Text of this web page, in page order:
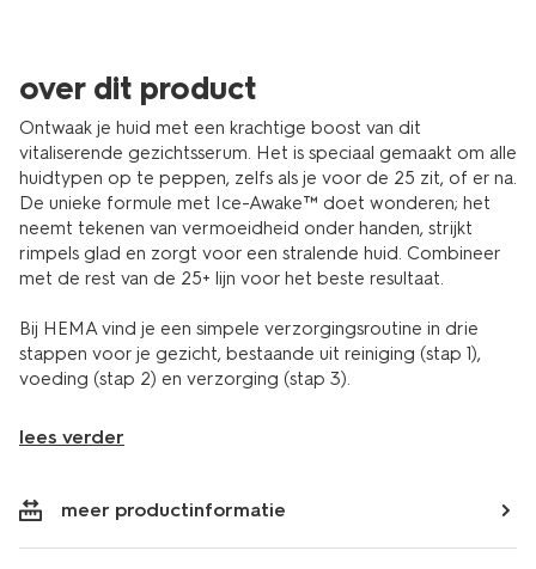
over dit product
Ontwaak je huid met een krachtige boost van dit
vitaliserende gezichtsserum. Het is speciaal gemaakt om alle
huidtypen op te peppen, zelfs als je voor de 25 zit, of er na.
De unieke formule met Ice-Awake™ doet wonderen; het
neemt tekenen van vermoeidheid onder handen, strijkt
rimpels glad en zorgt voor een stralende huid. Combineer
met de rest van de 25+ lijn voor het beste resultaat.
Bij HEMA vind je een simpele verzorgingsroutine in drie
stappen voor je gezicht, bestaande uit reiniging (stap 1),
voeding (stap 2) en verzorging (stap 3).
lees verder
meer productinformatie